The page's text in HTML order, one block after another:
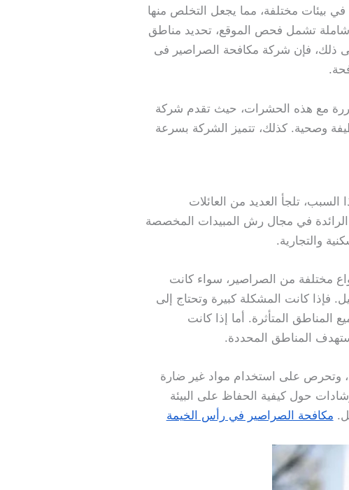
في بيئات مختلفة، مما يجعل التخلص منها
تشمل فحص الموقع، تحديد مناطق
ذلك، فإن شركة مكافحة الصراصير فى
مع هذه الحشرات، حيث تقدم شركة
وصحية. كذلك، تتميز الشركة بسرعة
تلجأ العديد من العائلات
في مجال رش المبيدات المخصصة
والتجارية.
مختلفة من الصراصير، سواء كانت
فإذا كانت المشكلة كبيرة وتحتاج إلى
المتأثرة. أما إذا كانت
المناطق المحددة.
وتحرص على استخدام مواد غير ضارة
حول كيفية الحفاظ على البيئة
مكافحة الصراصير في رأس الخيمة